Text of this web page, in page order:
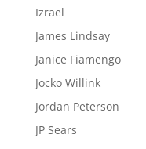
Izrael
James Lindsay
Janice Fiamengo
Jocko Willink
Jordan Peterson
JP Sears